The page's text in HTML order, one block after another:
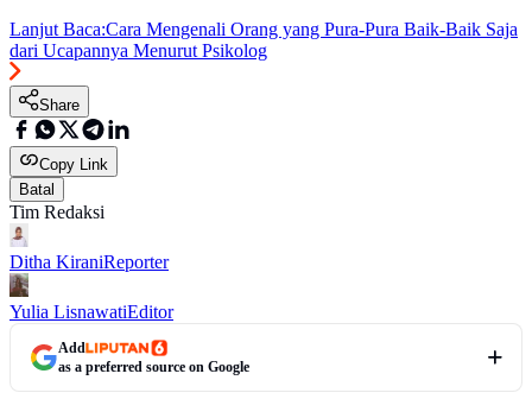
Lanjut Baca:Cara Mengenali Orang yang Pura-Pura Baik-Baik Saja
dari Ucapannya Menurut Psikolog
Share
Copy Link
Batal
Tim Redaksi
Ditha KiraniReporter
Yulia LisnawatiEditor
Add
as a preferred source on Google